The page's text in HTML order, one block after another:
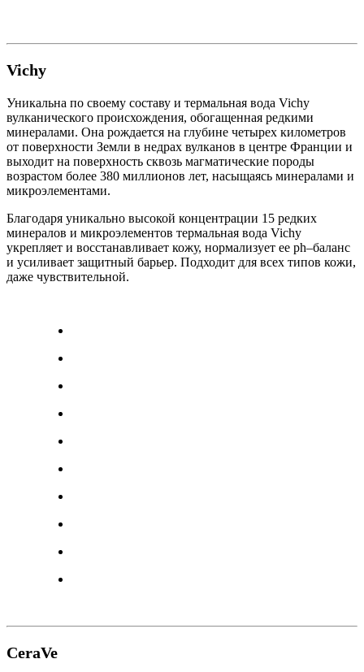
Vichy
Уникальна по своему составу и термальная вода Vichy
вулканического происхождения, обогащенная редкими
минералами. Она рождается на глубине четырех километров
от поверхности Земли в недрах вулканов в центре Франции и
выходит на поверхность сквозь магматические породы
возрастом более 380 миллионов лет, насыщаясь минералами и
микроэлементами.
Благодаря уникально высокой концентрации 15 редких
минералов и микроэлементов термальная вода Vichy
укрепляет и восстанавливает кожу, нормализует ее ph–баланс
и усиливает защитный барьер. Подходит для всех типов кожи,
даже чувствительной.
CeraVe